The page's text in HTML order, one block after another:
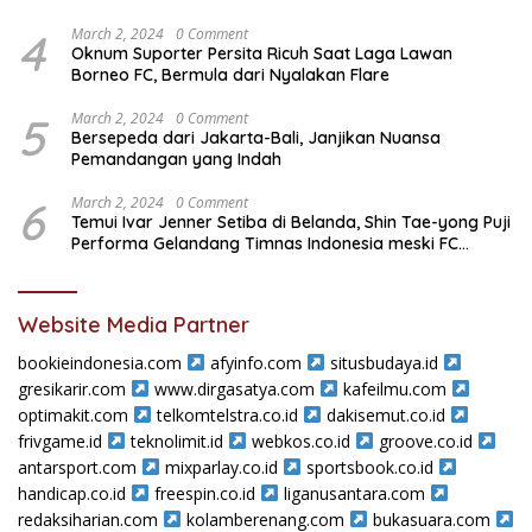
4 March 2, 2024 0 Comment
Oknum Suporter Persita Ricuh Saat Laga Lawan
Borneo FC, Bermula dari Nyalakan Flare
5 March 2, 2024 0 Comment
Bersepeda dari Jakarta-Bali, Janjikan Nuansa
Pemandangan yang Indah
6 March 2, 2024 0 Comment
Temui Ivar Jenner Setiba di Belanda, Shin Tae-yong Puji
Performa Gelandang Timnas Indonesia meski FC
Website Media Partner
bookieindonesia.com afyinfo.com
situsbudaya.id
gresikarir.com
www.dirgasatya.com
kafeilmu.com
optimakit.com
telkomtelstra.co.id
dakisemut.co.id
frivgame.id
teknolimit.id webkos.co.id
groove.co.id
antarsport.com
mixparlay.co.id
sportsbook.co.id
handicap.co.id
freespin.co.id
liganusantara.com
redaksiharian.com
kolamberenang.com
bukasuara.com